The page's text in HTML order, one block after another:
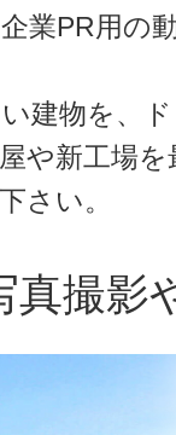
業PR用の
建物を、
や新工場
さい。
撮影